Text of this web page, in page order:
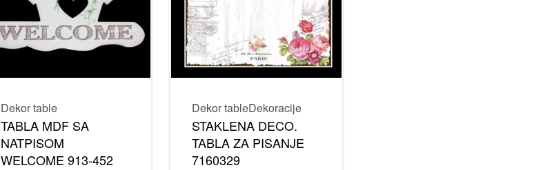
Dekor table
TABLA MDF SA
NATPISOM
WELCOME 913-452
Dekor tableDekoracije
STAKLENA DECO.
TABLA ZA PISANJE
7160329